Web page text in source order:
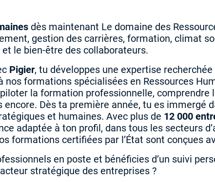
dès maintenant Le domaine des
gestion des carrières, formation, climat
le bien-être des collaborateurs.
Pigier, tu développes une expertise
nos formations spécialisées en Ressources
la formation professionnelle, comprendre
Dès ta première année, tu es immergé
et humaines. Avec plus de 12 000
adaptée à ton profil, dans tous les secteurs
formations certifiées par l’État sont conçues
en poste et bénéficies d’un suivi
stratégique des entreprises ?